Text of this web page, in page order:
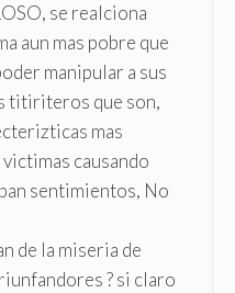
se realciona
aun mas pobre que
manipular a sus
titiriteros que son,
mas
causando
sentimientos, No
de la miseria de
? si claro